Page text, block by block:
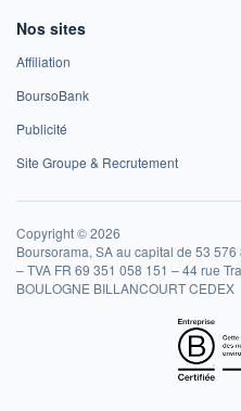
Nos sites
Affiliation
BoursoBank
Publicité
Site Groupe & Recrutement
Copyright © 2026
Boursorama, SA au capital de 53
– TVA FR 69 351 058 151 – 44 rue
BOULOGNE BILLANCOURT CEDEX